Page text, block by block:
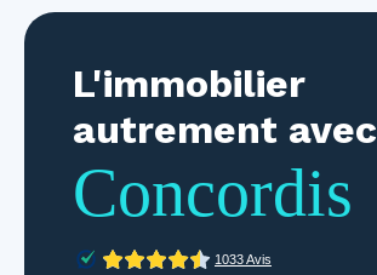
L'immobilier
autrement avec
Concordis